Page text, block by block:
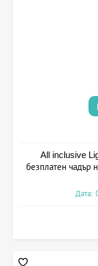
All inclusive
безплатен чадър
Дата: